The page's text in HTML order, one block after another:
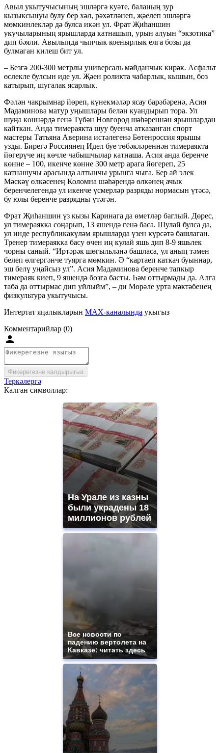
Авыл укытучысының эшләргә куәте, баланың зур
кызыксынуы булу бер хәл, рәхәтләнеп, җәелеп эшләргә
мөмкинлекләр дә булса икән ул. Фрат Җиһаншин
укучыларының ярышларда катнашып, урын алуын “экзотика”
дип бәяли. Авылыңда чыпчык коенырлык елга бозы да
булмаган килеш бит ул.
– Безгә 200-300 метрлы универсаль мәйданчык кирәк. Асфальт
өслекле булсын иде ул. Җәен роликта чабарлык, кышын, боз
катырып, шугалак ясарлык.
Фәлән чакрымнар йөреп, күнекмәләр ясау барәбәренә, Асия
Мадаминова матур уңышлары белән куандырып тора. Ул
шуңа көннәрдә генә Түбән Новгород шәһәреннән ярышлардан
кайткан. Анда тимераякта шуу буенча атказанган спорт
мастеры Татьяна Аверина истәлегенә Бөтенроссия ярышы
узды. Бирегә Россиянең Идел буе төбәкләреннән тимераякта
йөгерүче иң көчле чабышчылар катнаша. Асия анда беренче
көнне – 100, икенче көнне 300 метр арага йөгереп, 25
катнашучы арасында алтынчы урынга чыга. Бер ай элек
Мәскәү өлкәсенең Коломна шәһәрендә өлкәнең ачык
беренчелегендә ул икенче үсмерләр разряды нормасын үтәсә,
бу юлы беренче разрядны үтәгән.
Фрат Җиһаншин үз кызы Каринага да өметләр баглый. Дөрес,
ул тимераякка соңарып, 13 яшендә генә баса. Шулай булса да,
ул инде республикакүләм ярышларда үзен күрсәтә башлаган.
Тренер тимераякка басу өчен иң кулай яшь дип 8-9 яшьлек
чорны саный. “Иртәрәк шөгыльләнә башласа, ул аның тәмен
белеп өлгергәнче туярга мөмкин. Ә “картаеп каткач буыннар,
эш белү уңайсыз ул”. Асия Мадаминова беренче тапкыр
тимераяк киеп, 9 яшендә бозга басты. Һәм оттырмады да. Алга
таба да оттырмас дип уйлыйм”, – ди Мөрәле урта мәктәбенең
физкультура укытучысы.
Интертат яңалыкларын MAX-каналында укыгыз
Комментарийлар (0)
Фикерегезне калдырыгыз
Теркәлергә
Калган символлар:
На Урале из казны
были украдены 18
миллионов рублей
Все новости по
падению вертолета на
Кавказе: читать здесь